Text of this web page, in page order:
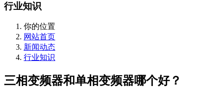
行业知识
你的位置
网站首页
新闻动态
行业知识
三相变频器和单相变频器哪个好？